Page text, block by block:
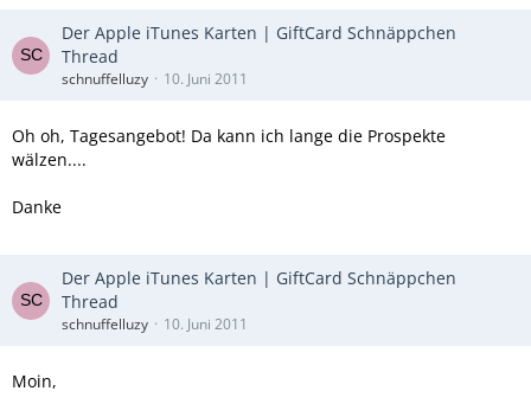
Der Apple iTunes Karten | GiftCard Schnäppchen
Thread
schnuffelluzy 10. Juni 2011
Oh oh, Tagesangebot! Da kann ich lange die Prospekte
wälzen....
Danke
Der Apple iTunes Karten | GiftCard Schnäppchen
Thread
schnuffelluzy 10. Juni 2011
Moin,